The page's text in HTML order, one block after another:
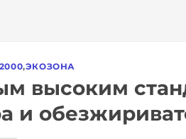
,ЭКОЗОНА
высоким
и